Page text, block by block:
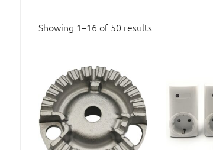
Showing 1–16 of 50 results